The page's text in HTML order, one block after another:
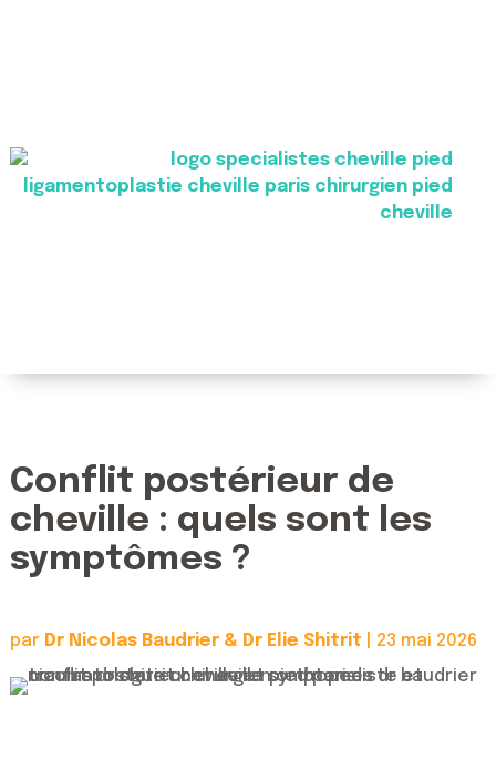
Conflit postérieur de
cheville : quels sont les
symptômes ?
par Dr Nicolas Baudrier & Dr Elie Shitrit 23 mai 2026